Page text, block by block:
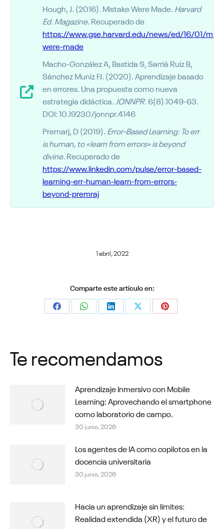
Hough, J. (2016). Mistake Were Made. Harvard
Ed. Magazine. Recuperado de
https://www.gse.harvard.edu/news/ed/16/01/
were-made
Macho-González A, Bastida S, Sarriá Ruiz B,
Sánchez Muniz FJ. (2020). Aprendizaje basado
en errores. Una propuesta como nueva
estrategia didáctica. JONNPR. 6(8).1049-63.
DOI: 10.19230/jonnpr.4146
Premarj, D (2019). Error-Based Learning: To err
is human, to «learn from errors» is beyond
divine. Recuperado de
https://www.linkedin.com/pulse/error-based-
learning-err-human-learn-from-errors-
beyond-premraj
1 abril, 2022
Comparte este artículo en:
Share Share Share Share Share
Te recomendamos
Aprendizaje Inmersivo con Mobile
Learning: Aprovechando el smartphone
como laboratorio de campo.
30 junio, 2026
Los agentes de IA como copilotos en la
docencia universitaria
30 junio, 2026
Hacia un aprendizaje sin límites:
Realidad extendida (XR) y el futuro de